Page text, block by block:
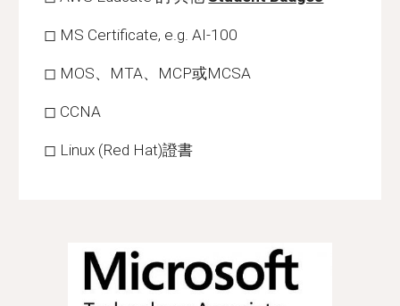
◻ MS Certificate, e.g. AI-100
◻ MOS、MTA、MCP或MCSA
◻ CCNA
◻ Linux (Red Hat)證書